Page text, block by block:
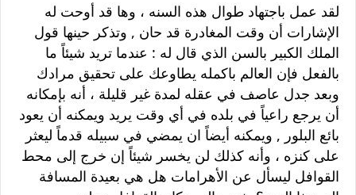
لقد عمل باجتهاد طوال هذه السنه ، وها قد أوحت له
الإشارات أن وقت المغادرة قد حان , وتذكر حينها قول
الملك الكبير بالسن الذي قال له : عندما تريد شيئاً ما
بالفعل فإن العالم باكمله يطاوعك على تحقيق مرادك
وبعد جدل عاصف في عقله لمدة غير قليلة ، أنه بإمكانه
أن يرجع راعياً في بلده في أي وقت يريد ويمكنه أن يعود
بائع البلور , ويمكنه أيضاً ان يمضي في سبيله قدماً ليعثر
على كنزه ، وأنه كذلك لن يخسر شيئاً إن خرج إلى محط
القوافل ليسأل عن الأهرامات هل هي بعيدة المسافة